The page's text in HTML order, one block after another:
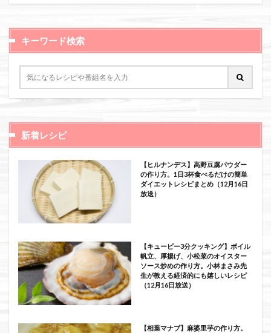
キーワード検索
新着レシピ
【ヒルナンデス】高野豆腐パウダー
の作り方。1日3杯食べるだけの簡単
ダイエットレシピまとめ（12月16日
放送）
【キューピー3分クッキング】ボイル
帆立、厚揚げ、小松菜のオイスター
ソース炒めの作り方。小林まさみ先
生が教える経済的にも嬉しいレシピ
（12月16日放送）
【相葉マナブ】麻婆里芋の作り方。